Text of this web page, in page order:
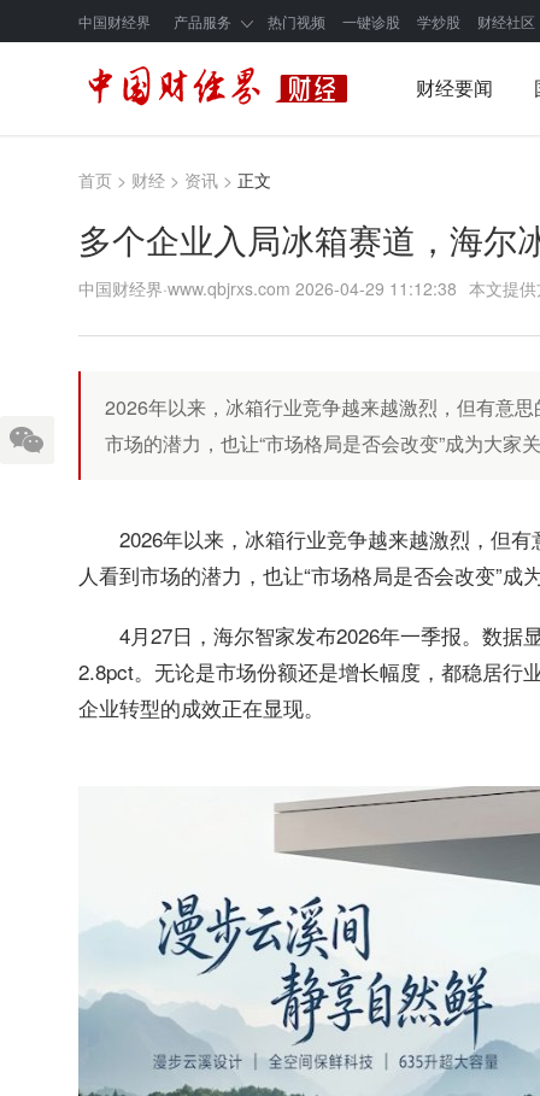
中国财经界 产品服务 热门视频 一键诊股 学炒股 财经社区
财经要闻
首页 > 财经 > 资讯 > 正文
多个企业入局冰箱赛道，海尔
中国财经界·www.qbjrxs.com 2026-04-29 11:12:38 本文提
2026年以来，冰箱行业竞争越来越激烈，但有意
市场的潜力，也让“市场格局是否会改变”成为大家
2026年以来，冰箱行业竞争越来越激烈，但
人看到市场的潜力，也让“市场格局是否会改变”成
4月27日，海尔智家发布2026年一季报。数据
2.8pct。无论是市场份额还是增长幅度，都稳居行
企业转型的成效正在显现。